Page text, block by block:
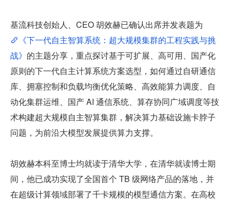
基流科技创始人、CEO 胡效赫已确认出席并发表题为
《下一代自主智算系统：超大规模集群的工程实践与挑
战》 的主题分享，重点探讨基于可扩展、高可用、国产化
原则的下一代自主计算系统方案选型，如何通过自研通信
库、拥塞控制和负载均衡优化策略、高效能算力调度、自
动化集群运维、国产 AI 通信系统、算存协同广域调度等技
术构建超大规模自主智算集群，解决算力基础设施卡脖子
问题，为前沿大模型发展提供算力支撑。
胡效赫本科至博士均就读于清华大学，在清华就读博士期
间，他已成功实现了全国首个 TB 级网络产品的落地，并
在超级计算领域部署了千卡规模的模型通信方案。在高校